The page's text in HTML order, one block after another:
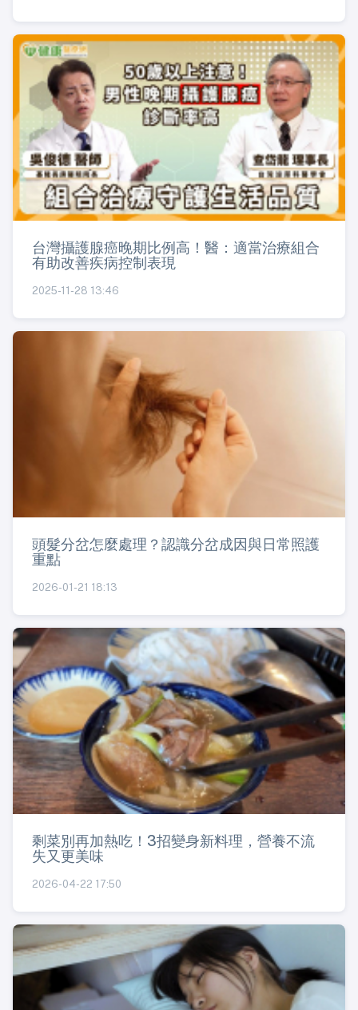
台灣攝護腺癌晚期比例高！醫：適當治療組合
有助改善疾病控制表現
2025-11-28 13:46
頭髮分岔怎麼處理？認識分岔成因與日常照護
重點
2026-01-21 18:13
剩菜別再加熱吃！3招變身新料理，營養不流
失又更美味
2026-04-22 17:50